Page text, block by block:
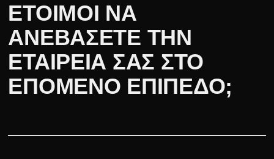
ΕΤΟΙΜΟΙ ΝΑ
ΑΝΕΒΑΣΕΤΕ ΤΗΝ
ΕΤΑΙΡΕΙΑ ΣΑΣ ΣΤΟ
ΕΠΟΜΕΝΟ ΕΠΙΠΕΔΟ;